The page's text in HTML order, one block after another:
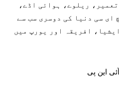
ریلوے، ہوائی اڈے،
ای سی دنیا کی دوسری سب سے
افریقہ اور یورپ میں
این پی